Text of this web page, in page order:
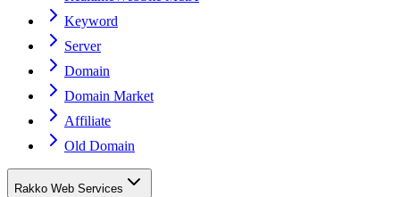
Keyword
Server
Domain
Domain Market
Affiliate
Old Domain
Rakko Web Services